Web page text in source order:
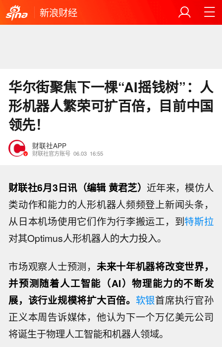
新浪财经
华尔街聚焦下一棵“AI摇钱树”：人
形机器人繁荣可扩百倍，目前中国
领先！
财联社APP
财联社官方账号 06.03 16:55
财联社6月3日讯（编辑 黄君芝） 近年来，模仿人
类动作和能力的人形机器人频频登上新闻头条，
从日本机场使用它们作为行李搬运工，到特斯拉
对其Optimus人形机器人的大力投入。
市场观察人士预测， 未来十年机器将改变世界，
并预测随着人工智能（AI）物理能力的不断发
展，该行业规模将扩大百倍。 软银首席执行官孙
正义本周告诉媒体，他认为下一个万亿美元公司
将诞生于物理人工智能和机器人领域。